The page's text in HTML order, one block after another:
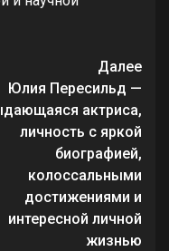
Далее
Юлия Пересильд —
актриса,
личность с яркой
биографией,
колоссальными
достижениями и
интересной личной
жизнью